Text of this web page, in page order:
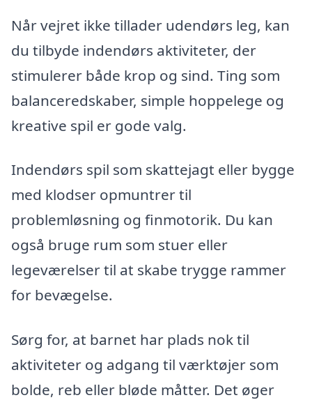
Når vejret ikke tillader udendørs leg, kan
du tilbyde indendørs aktiviteter, der
stimulerer både krop og sind. Ting som
balanceredskaber, simple hoppelege og
kreative spil er gode valg.
Indendørs spil som skattejagt eller bygge
med klodser opmuntrer til
problemløsning og finmotorik. Du kan
også bruge rum som stuer eller
legeværelser til at skabe trygge rammer
for bevægelse.
Sørg for, at barnet har plads nok til
aktiviteter og adgang til værktøjer som
bolde, reb eller bløde måtter. Det øger